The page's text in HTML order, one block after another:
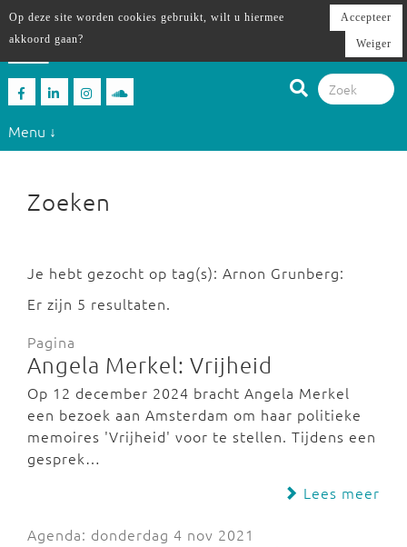
Menu ↓
Zoeken
Je hebt gezocht op tag(s): Arnon Grunberg:
Er zijn 5 resultaten.
Pagina
Angela Merkel: Vrijheid
Op 12 december 2024 bracht Angela Merkel
een bezoek aan Amsterdam om haar politieke
memoires 'Vrijheid' voor te stellen. Tijdens een
gesprek…
Lees meer
Agenda: donderdag 4 nov 2021
Op deze site worden cookies gebruikt, wilt u hiermee
akkoord gaan?
Accepteer
Weiger